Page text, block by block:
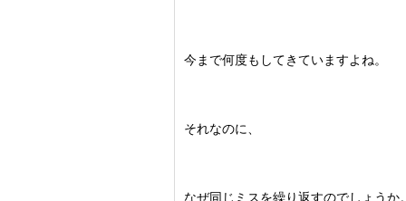
今まで何度もしてきていますよね。
それなのに、
なぜ同じミスを繰り返すのでしょうか。